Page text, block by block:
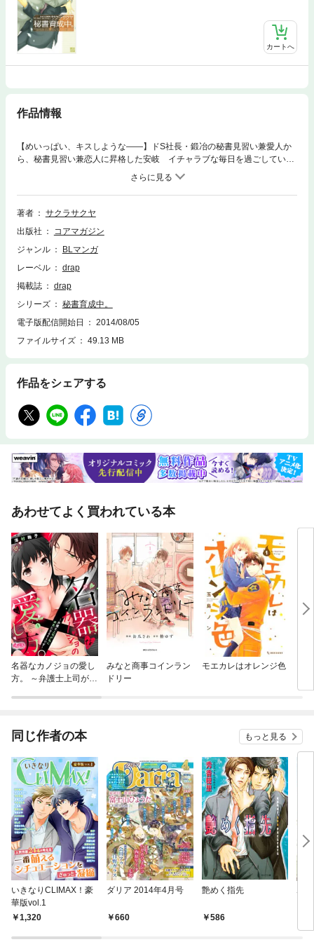
カートへ
作品情報
【めいっぱい、キスしような――】ドS社長・鍛冶の秘書見習い兼愛人か
ら、秘書見習い兼恋人に昇格した安岐 イチャラブな毎日を過ごしていた
けれど、そんな日々を揺るがす事件(!?)が起こって!? 大人気シリーズ第2
著者
サクラサクヤ
出版社
コアマガジン
ジャンル
BLマンガ
レーベル
drap
掲載誌
drap
シリーズ
秘書育成中。
電子版配信開始日
2014/08/05
ファイルサイズ
49.13 MB
作品をシェアする
あわせてよく買われている本
名器なカノジョの愛し
方。 ～弁護士上司が私
みなと商事コインラン
ドリー
モエカレはオレンジ色
同じ作者の本 もっと見る
いきなりCLIMAX！豪
華版vol.1
1,320
ダリア 2014年4月号
660
艶めく指先
586
ホ